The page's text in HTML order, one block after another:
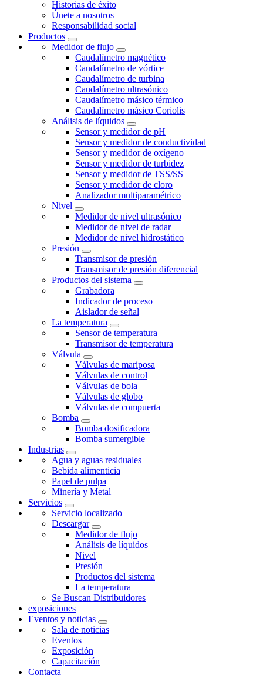
Historias de éxito
Únete a nosotros
Responsabilidad social
Productos
Medidor de flujo
Caudalímetro magnético
Caudalímetro de vórtice
Caudalímetro de turbina
Caudalímetro ultrasónico
Caudalímetro másico térmico
Caudalímetro másico Coriolis
Análisis de líquidos
Sensor y medidor de pH
Sensor y medidor de conductividad
Sensor y medidor de oxígeno
Sensor y medidor de turbidez
Sensor y medidor de TSS/SS
Sensor y medidor de cloro
Analizador multiparamétrico
Nivel
Medidor de nivel ultrasónico
Medidor de nivel de radar
Medidor de nivel hidrostático
Presión
Transmisor de presión
Transmisor de presión diferencial
Productos del sistema
Grabadora
Indicador de proceso
Aislador de señal
La temperatura
Sensor de temperatura
Transmisor de temperatura
Válvula
Válvulas de mariposa
Válvulas de control
Válvulas de bola
Válvulas de globo
Válvulas de compuerta
Bomba
Bomba dosificadora
Bomba sumergible
Industrias
Agua y aguas residuales
Bebida alimenticia
Papel de pulpa
Minería y Metal
Servicios
Servicio localizado
Descargar
Medidor de flujo
Análisis de líquidos
Nivel
Presión
Productos del sistema
La temperatura
Se Buscan Distribuidores
exposiciones
Eventos y noticias
Sala de noticias
Eventos
Exposición
Capacitación
Contacta